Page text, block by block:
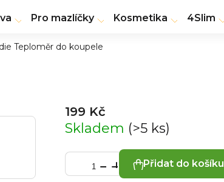
Pro mazlíčky Kosmetika 4Slim
Teploměr do koupele
199 Kč
Skladem (>5 ks)
Přidat do košíku